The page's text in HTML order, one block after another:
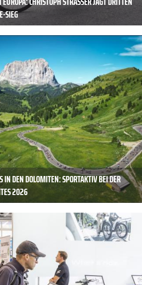
SIEG
IN DEN DOLOMITEN: SPORTAKTIV BEI DER
2026